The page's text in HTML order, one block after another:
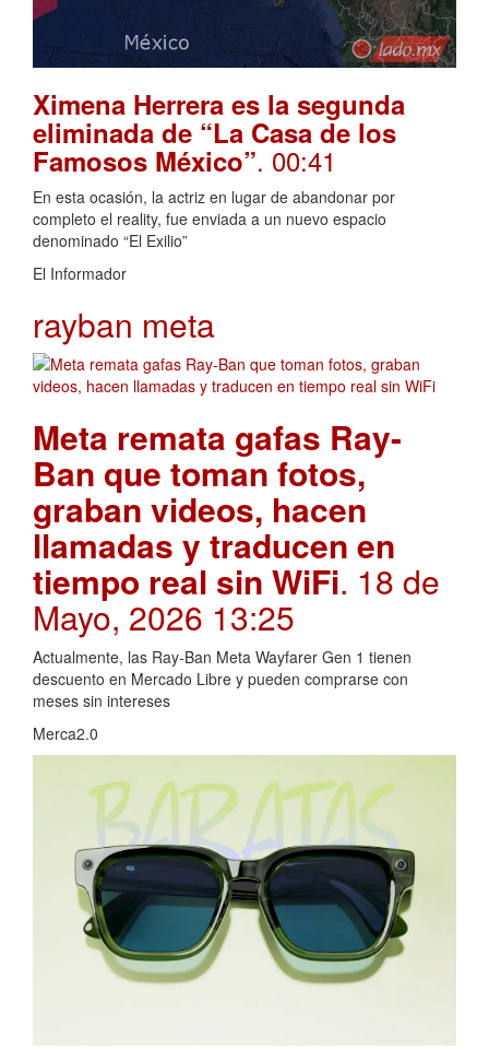
Ximena Herrera es la segunda
eliminada de “La Casa de los
Famosos México”. 00:41
En esta ocasión, la actriz en lugar de abandonar por
completo el reality, fue enviada a un nuevo espacio
denominado “El Exilio”
El Informador
rayban meta
Meta remata gafas Ray-
Ban que toman fotos,
graban videos, hacen
llamadas y traducen en
tiempo real sin WiFi. 18 de
Mayo, 2026 13:25
Actualmente, las Ray-Ban Meta Wayfarer Gen 1 tienen
descuento en Mercado Libre y pueden comprarse con
meses sin intereses
Merca2.0